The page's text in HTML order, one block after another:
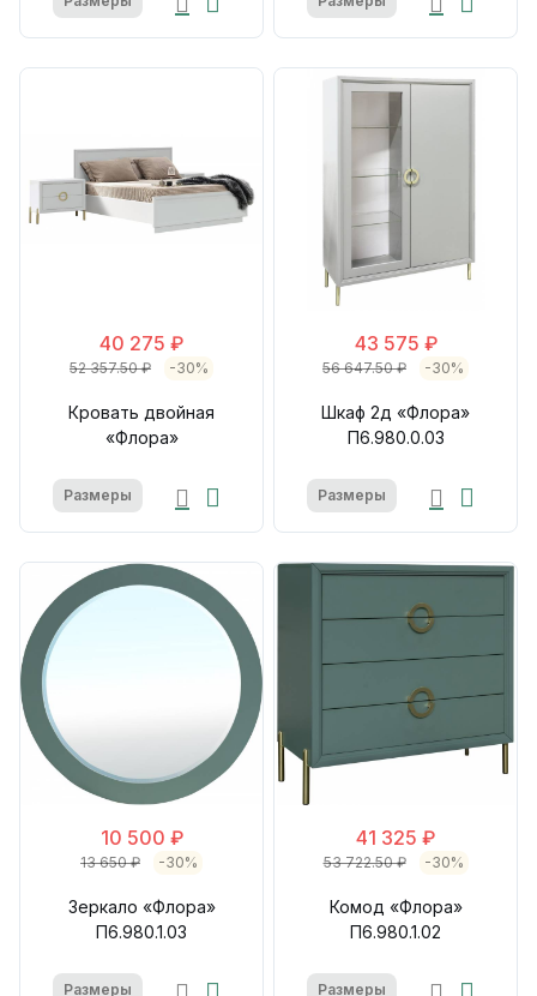
40 275 ₽
52 357.50 ₽ -30%
Кровать двойная
«Флора»
Размеры
43 575 ₽
56 647.50 ₽ -30%
Шкаф 2д «Флора»
П6.980.0.03
Размеры
10 500 ₽
13 650 ₽ -30%
Зеркало «Флора»
П6.980.1.03
Размеры
41 325 ₽
53 722.50 ₽ -30%
Комод «Флора»
П6.980.1.02
Размеры